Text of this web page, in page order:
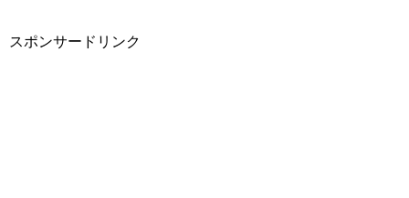
スポンサードリンク